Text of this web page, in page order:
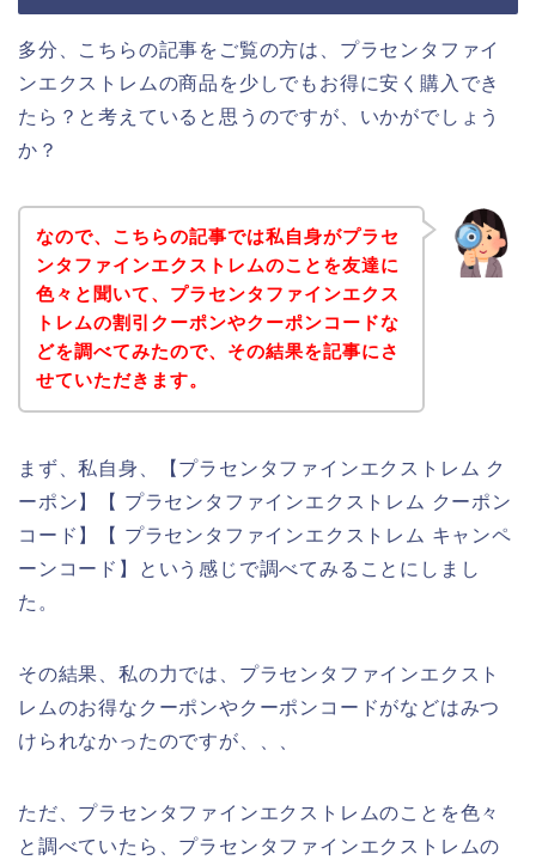
多分、こちらの記事をご覧の方は、プラセンタファイ
ンエクストレムの商品を少しでもお得に安く購入でき
たら？と考えていると思うのですが、いかがでしょう
か？
なので、こちらの記事では私自身がプラセ
ンタファインエクストレムのことを友達に
色々と聞いて、プラセンタファインエクス
トレムの割引クーポンやクーポンコードな
どを調べてみたので、その結果を記事にさ
せていただきます。
まず、私自身、【プラセンタファインエクストレム ク
ーポン】【 プラセンタファインエクストレム クーポン
コード】【 プラセンタファインエクストレム キャンペ
ーンコード】という感じで調べてみることにしまし
た。
その結果、私の力では、プラセンタファインエクスト
レムのお得なクーポンやクーポンコードがなどはみつ
けられなかったのですが、、、
ただ、プラセンタファインエクストレムのことを色々
と調べていたら、プラセンタファインエクストレムの